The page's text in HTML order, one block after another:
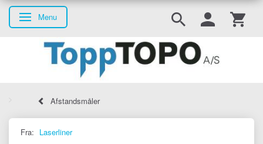
Skifte navigation
Menu
Afstandsmåler
Fra: Laserliner